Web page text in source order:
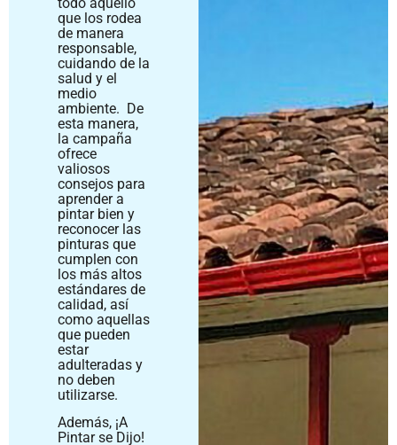
que los rodea
de manera
responsable,
cuidando de la
salud y el
medio
ambiente. De
esta manera,
la campaña
ofrece
valiosos
consejos para
aprender a
pintar bien y
reconocer las
pinturas que
cumplen con
los más altos
estándares de
calidad, así
como aquellas
que pueden
estar
adulteradas y
no deben
utilizarse.
Además, ¡A
Pintar se Dijo!